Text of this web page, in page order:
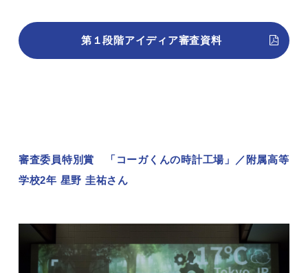
第１段階アイディア審査資料
審査委員特別賞 「コーガくんの時計工場」／附属高等
学校2年 星野 圭祐さん